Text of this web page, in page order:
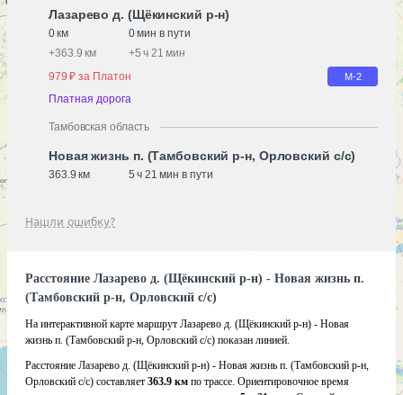
Лазарево д. (Щёкинский р-н)
0 км
0 мин в пути
+363.9 км +5 ч 21 мин
979 ₽ за Платон
М-2
Платная дорога
Тамбовская область
Новая жизнь п. (Тамбовский р-н, Орловский с/с)
363.9 км 5 ч 21 мин в пути
Нашли ошибку?
Расстояние Лазарево д. (Щёкинский р-н) - Новая жизнь п.
(Тамбовский р-н, Орловский с/с)
На интерактивной карте маршрут Лазарево д. (Щёкинский р-н) - Новая
жизнь п. (Тамбовский р-н, Орловский с/с) показан линией.
Расстояние Лазарево д. (Щёкинский р-н) - Новая жизнь п. (Тамбовский р-н,
Орловский с/с) составляет 363.9 км по трассе. Ориентировочное время